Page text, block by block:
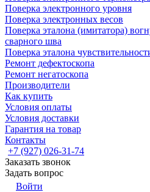
Поверка электронного уровня
Поверка электронных весов
Поверка эталона (имитатора)
сварного шва
Поверка эталона
Ремонт дефектоскопа
Ремонт негатоскопа
Производители
Как купить
Условия оплаты
Условия доставки
Гарантия на товар
Контакты
+7 (927) 026-31-74
Заказать звонок
Задать вопрос
Войти